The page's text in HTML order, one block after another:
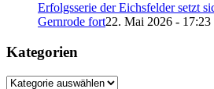
Erfolgsserie der Eichsfelder setzt
Gernrode fort22. Mai 2026 - 17:23
Kategorien
Kategorien